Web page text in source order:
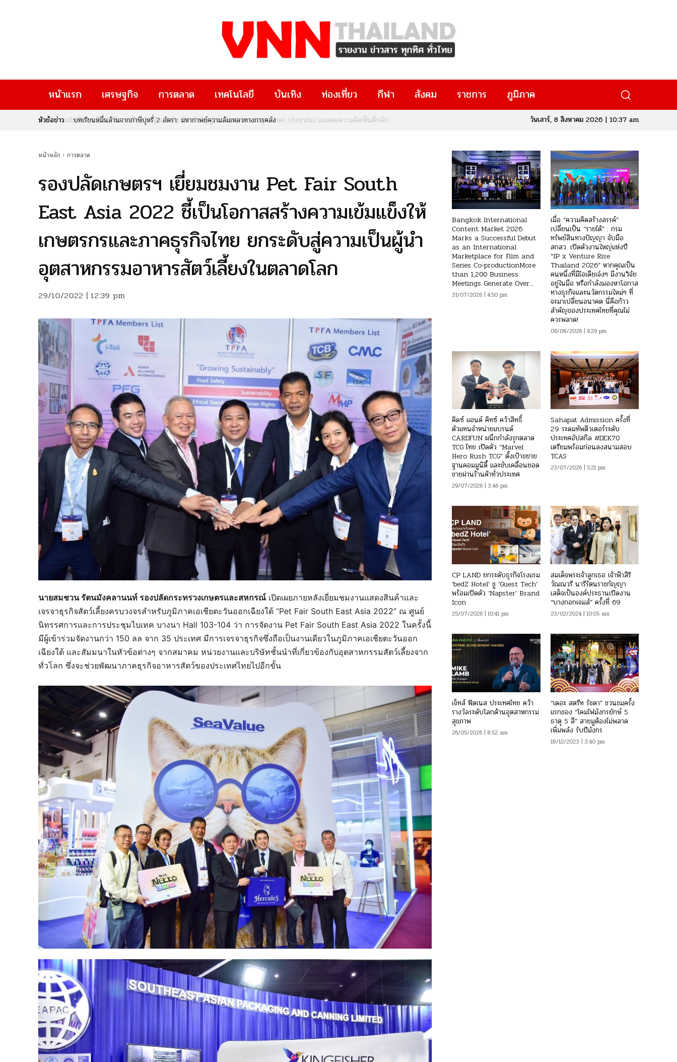
หน้าแรก เศรษฐกิจ การตลาด เทคโนโลยี บันเทิง ท่องเที่ยว กีฬา สังคม ราชการ ภูมิภาค
หัวข้อข่าว บทเรียนหมื่นล้านจากภาษีบุหรี่ 2 อัตรา: มหากาพย์ความล้มเหลวทางการคลัง วันเสาร์, 8 สิงหาคม 2026 | 10:37 am
หน้าหลัก การตลาด
รองปลัดเกษตรฯ เยี่ยมชมงาน Pet Fair South
East Asia 2022 ชี้เป็นโอกาสสร้างความเข้มแข็งให้
เกษตรกรและภาคธุรกิจไทย ยกระดับสู่ความเป็นผู้นำ
อุตสาหกรรมอาหารสัตว์เลี้ยงในตลาดโลก
29/10/2022 | 12:39 pm
นายสมชวน รัตนมังคลานนท์ รองปลัดกระทรวงเกษตรและสหกรณ์ เปิดเผยภายหลังเยี่ยมชมงานแสดงสินค้าและ
เจรจาธุรกิจสัตว์เลี้ยงครบวงจรสำหรับภูมิภาคเอเชียตะวันออกเฉียงใต้ “Pet Fair South East Asia 2022” ณ ศูนย์
นิทรรศการและการประชุมไบเทค บางนา Hall 103-104 ว่า การจัดงาน Pet Fair South East Asia 2022 ในครั้งนี้
มีผู้เข้าร่วมจัดงานกว่า 150 ลล จาก 35 ประเทศ มีการเจรจาธุรกิจซึ่งถือเป็นงานเดียวในภูมิภาคเอเชียตะวันออก
เฉียงใต้ และสัมมนาในหัวข้อต่างๆ จากสมาคม หน่วยงานและบริษัทชั้นนำที่เกี่ยวข้องกับอุตสาหกรรมสัตว์เลี้ยงจาก
ทั่วโลก ซึ่งจะช่วยพัฒนาภาคธุรกิจอาหารสัตว์ของประเทศไทยไปอีกขั้น
Bangkok International
Content Market 2026
Marks a Successful Debut
as an International
Marketplace for Film and
Series Co-productionMore
than 1,200 Business
Meetings Generate Over...
31/07/2026 | 4:50 pm
เมื่อ “ความคิดสร้างสรรค์”
เปลี่ยนเป็น “รายได้” : กรม
ทรัพย์สินทางปัญญา จับมือ
สกสว. เปิดตัวงานใหญ่แห่งปี
“IP x Venture Rise
Thailand 2026” หากคุณเป็น
คนหนึ่งที่มีไอเดียเจ๋งๆ มีงานวิจัย
อยู่ในมือ หรือกำลังมองหาโอกาส
ทางธุรกิจและนวัตกรรมใหม่ๆ ที่
จะมาเปลี่ยนอนาคต นี่คือก้าว
สำคัญของประเทศไทยที่คุณไม่
ควรพลาด!
06/08/2026 | 9:29 pm
คิดซ์ แอนด์ คิทซ์ คว้าสิทธิ์
ตัวแทนจำหน่ายแบรนด์
CARDFUN ผนึกกำลังรุกตลาด
TCG ไทย เปิดตัว “Marvel
Hero Rush TCG” ตั้งเป้าขยาย
ฐานคอมมูนิตี้ และขับเคลื่อนยอด
ขายผ่านร้านค้าทั่วประเทศ
29/07/2026 | 3:46 pm
Sahapat Admission ครั้งที่
29 ระดมทัพติวเตอร์ระดับ
ประเทศอัปสกิล #DEK70
เตรียมพร้อมก่อนลงสนามสอบ
TCAS
23/07/2026 | 5:21 pm
CP LAND ยกระดับธุรกิจโรงแรม
‘bedZ Hotel’ ชู ‘Guest Tech’
พร้อมเปิดตัว ‘Napster’ Brand
Icon
25/07/2026 | 10:41 pm
สมเด็จพระเจ้าลูกเธอ เจ้าฟ้าสิริ
วัณณวรี นารีรัตนราชกัญญา
เสด็จเป็นองค์ประธานเปิดงาน
“บางกอกเจมส์” ครั้งที่ 69
23/02/2024 | 10:05 am
เจ็ทส์ ฟิตเนส ประเทศไทย คว้า
รางวัลระดับโลกด้านอุตสาหกรรม
สุขภาพ
26/05/2026 | 8:52 am
“เดอะ สตรีท รัชดา” ชวนชมครั้ง
แรกของ “โคมไฟมังกรยักษ์ 5
ธาตุ 5 สี” สายมูต้องไม่พลาด
เพิ่มพลัง รับปีมังกร
18/12/2023 | 3:40 pm